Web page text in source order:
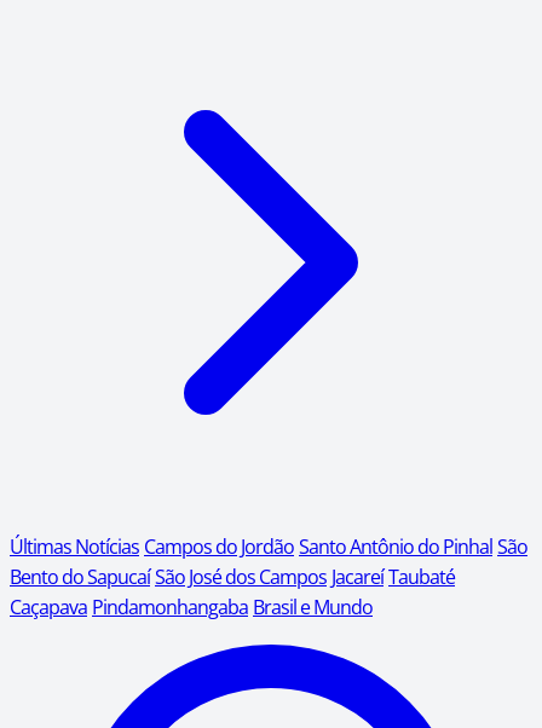
Últimas Notícias Campos do JordãoSanto Antônio do PinhalSão
Bento do SapucaíSão José dos Campos JacareíTaubaté
Caçapava Pindamonhangaba Brasil e Mundo